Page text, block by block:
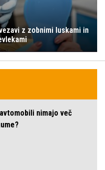
z zobnimi luskami in
nimajo več